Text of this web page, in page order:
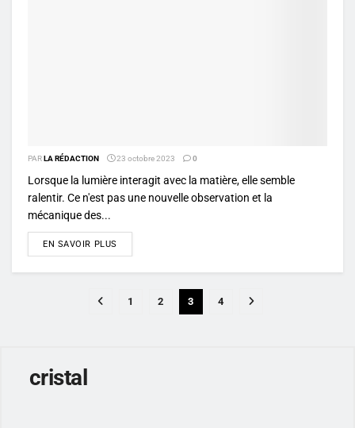
PARLA RÉDACTION 23 octobre 2023 0
Lorsque la lumière interagit avec la matière, elle semble
ralentir. Ce n'est pas une nouvelle observation et la
mécanique des...
EN SAVOIR PLUS
1 2 3 4
cristal